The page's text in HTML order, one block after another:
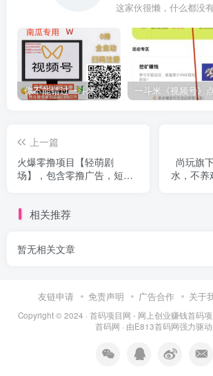
这家伙很懒，什么都没
你不能错过一斗米，稳定的项目！
上一篇
火爆零撸项目【轻萌剧
场】，包含零撸广告，短
尚玩旗
水，不养
相关推荐
暂无相关文章
友链申请 免责声明 广告合作 关于
Copyright © 2024 · 首码项目网 - 网上创业赚钱首码
首码网 · 由E813首码网强力驱动.